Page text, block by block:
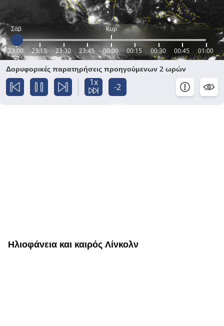
Σάβ Κυρ
23:00 23:15 23:30 23:45 00:00 00:15 00:30 00:45 01:00
Δορυφορικές παρατηρήσεις προηγούμενων 2 ωρών
1x
-2
Ηλιοφάνεια και καιρός Λίνκολν